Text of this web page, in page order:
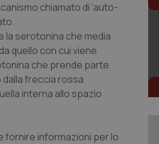
chiamato di ‘auto-
la serotonina che media
quello con cui viene
che prende parte
freccia rossa
interna allo spazio
informazioni per lo